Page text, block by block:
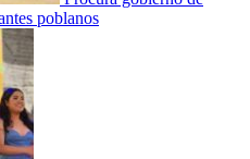
poblanos